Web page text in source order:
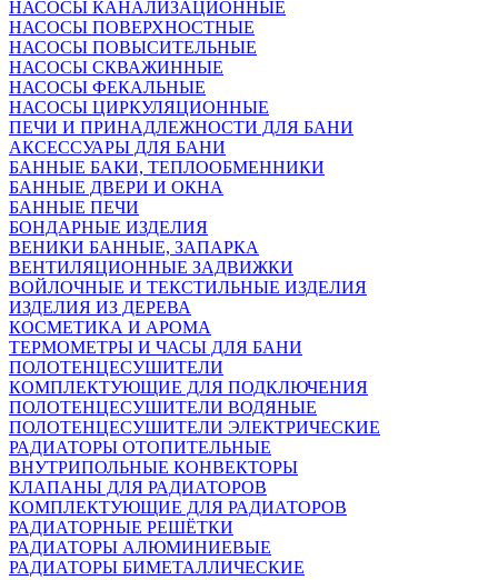
НАСОСЫ КАНАЛИЗАЦИОННЫЕ
НАСОСЫ ПОВЕРХНОСТНЫЕ
НАСОСЫ ПОВЫСИТЕЛЬНЫЕ
НАСОСЫ СКВАЖИННЫЕ
НАСОСЫ ФЕКАЛЬНЫЕ
НАСОСЫ ЦИРКУЛЯЦИОННЫЕ
ПЕЧИ И ПРИНАДЛЕЖНОСТИ ДЛЯ БАНИ
АКСЕССУАРЫ ДЛЯ БАНИ
БАННЫЕ БАКИ, ТЕПЛООБМЕННИКИ
БАННЫЕ ДВЕРИ И ОКНА
БАННЫЕ ПЕЧИ
БОНДАРНЫЕ ИЗДЕЛИЯ
ВЕНИКИ БАННЫЕ, ЗАПАРКА
ВЕНТИЛЯЦИОННЫЕ ЗАДВИЖКИ
ВОЙЛОЧНЫЕ И ТЕКСТИЛЬНЫЕ ИЗДЕЛИЯ
ИЗДЕЛИЯ ИЗ ДЕРЕВА
КОСМЕТИКА И АРОМА
ТЕРМОМЕТРЫ И ЧАСЫ ДЛЯ БАНИ
ПОЛОТЕНЦЕСУШИТЕЛИ
КОМПЛЕКТУЮЩИЕ ДЛЯ ПОДКЛЮЧЕНИЯ
ПОЛОТЕНЦЕСУШИТЕЛИ ВОДЯНЫЕ
ПОЛОТЕНЦЕСУШИТЕЛИ ЭЛЕКТРИЧЕСКИЕ
РАДИАТОРЫ ОТОПИТЕЛЬНЫЕ
ВНУТРИПОЛЬНЫЕ КОНВЕКТОРЫ
КЛАПАНЫ ДЛЯ РАДИАТОРОВ
КОМПЛЕКТУЮЩИЕ ДЛЯ РАДИАТОРОВ
РАДИАТОРНЫЕ РЕШЁТКИ
РАДИАТОРЫ АЛЮМИНИЕВЫЕ
РАДИАТОРЫ БИМЕТАЛЛИЧЕСКИЕ